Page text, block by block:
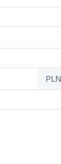
PLN